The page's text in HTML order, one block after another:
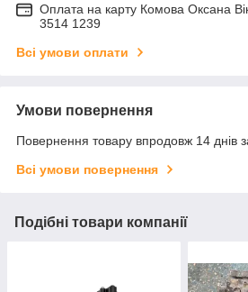
Оплата на карту Комова Оксана
3514 1239
Всі умови оплати
Умови повернення
Повернення товару впродовж 14 днів
Всі умови повернення
Подібні товари компанії